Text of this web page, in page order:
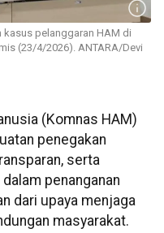
kasus pelanggaran HAM di
(23/4/2026). ANTARA/Devi
(Komnas HAM)
penegakan
serta
penanganan
dari upaya menjaga
masyarakat.